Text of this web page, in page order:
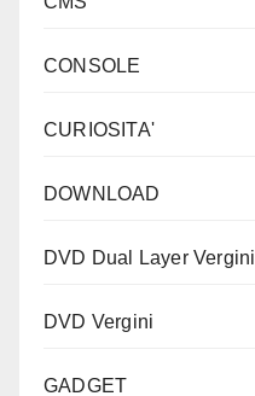
CONSOLE
CURIOSITA'
DOWNLOAD
DVD Dual Layer Vergini
DVD Vergini
GADGET